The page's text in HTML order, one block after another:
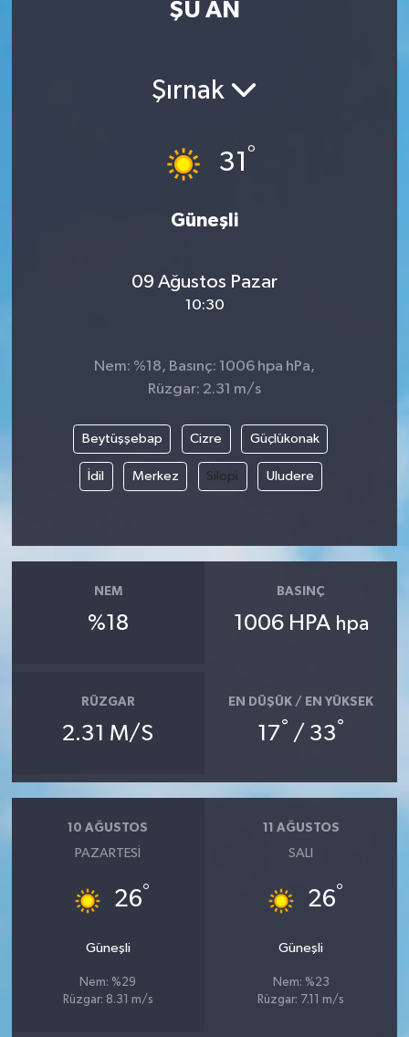
ŞU AN
Şırnak
31 °
Güneşli
09 Ağustos Pazar
10:30
Nem: %18, Basınç: 1006 hpa hPa,
Rüzgar: 2.31 m/s
Beytüşşebap Cizre Güçlükonak
İdil Merkez Silopi Uludere
NEM
%18
BASINÇ
1006 HPA hpa
RÜZGAR
2.31 M/S
EN DÜŞÜK / EN YÜKSEK
17° / 33°
10 AĞUSTOS
PAZARTESI
26°
Güneşli
Nem: %29
Rüzgar: 8.31 m/s
11 AĞUSTOS
SALI
26°
Güneşli
Nem: %23
Rüzgar: 7.11 m/s
Bilim, Teknoloji